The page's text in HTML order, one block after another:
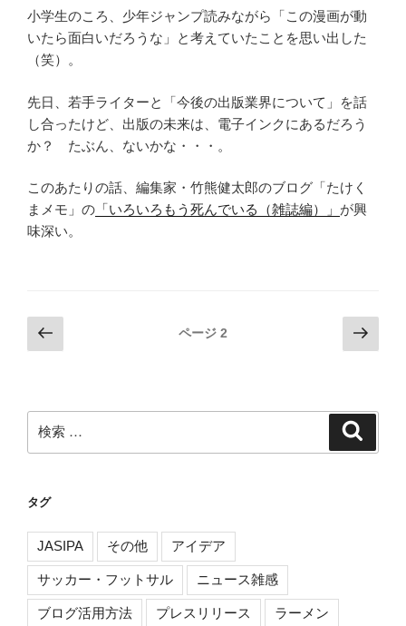
小学生のころ、少年ジャンプ読みながら「この漫画が動
いたら面白いだろうな」と考えていたことを思い出した
（笑）。
先日、若手ライターと「今後の出版業界について」を話
し合ったけど、出版の未来は、電子インクにあるだろう
か？ たぶん、ないかな・・・。
このあたりの話、編集家・竹熊健太郎のブログ「たけく
まメモ」の 「いろいろもう死んでいる（雑誌編）」 が興
味深い。
投
稿
ゲ
ー
ョ
ン
の
ジ
ページ 2
次
の
ジ
検
索:
タグ
JASIPA その他 アイデア
サッカー・フットサル ニュース雑感
ブログ活用方法 プレスリリース ラーメン